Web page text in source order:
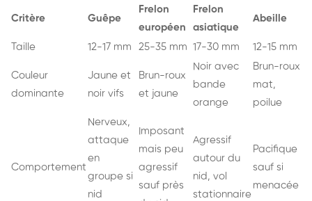
Critère Guêpe
Frelon
européen
Frelon
asiatique
Abeille
Taille 12-17 mm 25-35 mm 17-30 mm 12-15 mm
Couleur
dominante
Jaune et
noir vifs
Brun-roux
et jaune
Noir avec
bande
orange
Brun-roux
mat,
poilue
Comportement
Nerveux,
attaque
en
groupe si
nid
Imposant
mais peu
agressif
sauf près
Agressif
autour du
nid, vol
stationnaire
Pacifique
sauf si
menacée